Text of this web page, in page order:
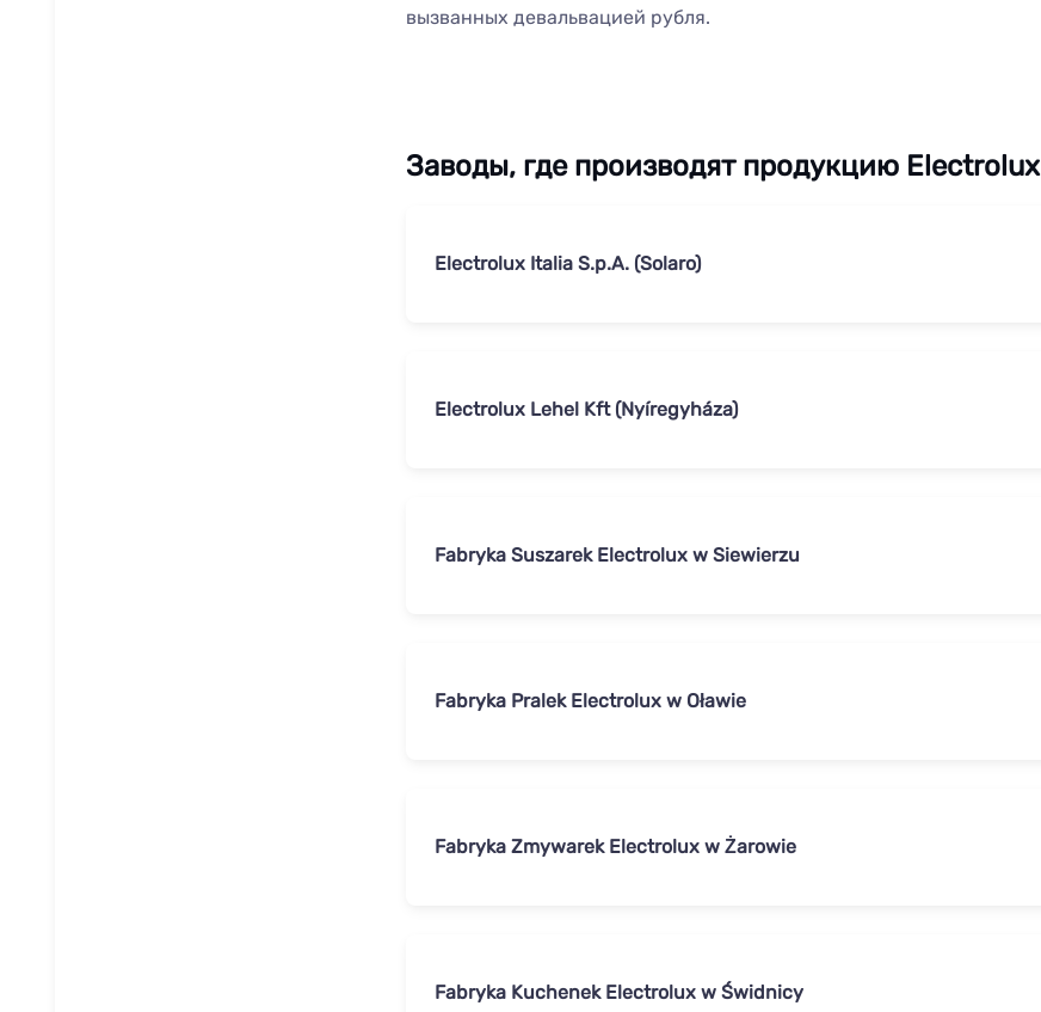
вызванных девальвацией рубля.
Заводы, где производят продукцию Electrolux
Electrolux Italia S.p.A. (Solaro)
Electrolux Lehel Kft (Nyíregyháza)
Fabryka Suszarek Electrolux w Siewierzu
Fabryka Pralek Electrolux w Oławie
Fabryka Zmywarek Electrolux w Żarowie
Fabryka Kuchenek Electrolux w Świdnicy